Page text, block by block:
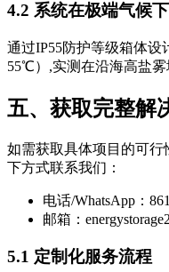
4.2 系统在极端气候
通过IP55防护等级箱体
55℃）,实测在沿海高盐雾
五、获取完整解
如需获取具体项目的可行
下方式联系我们：
电话/WhatsApp：
邮箱：
5.1 定制化服务流程